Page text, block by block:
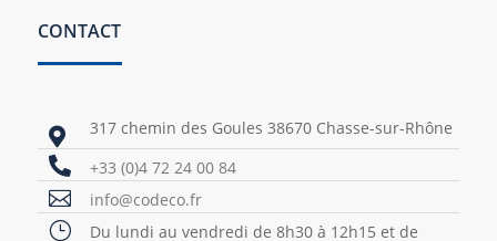
CONTACT
 317 chemin des Goules 38670 Chasse-sur-Rhône
 +33 (0)4 72 24 00 84
 info@codeco.fr
}
Du lundi au vendredi de 8h30 à 12h15 et de